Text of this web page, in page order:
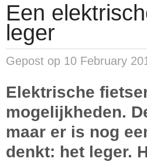
Een
leger
Gepost op 10 February
Elektrische
mogelijkheden.
maar er is nog
denkt: het leger.